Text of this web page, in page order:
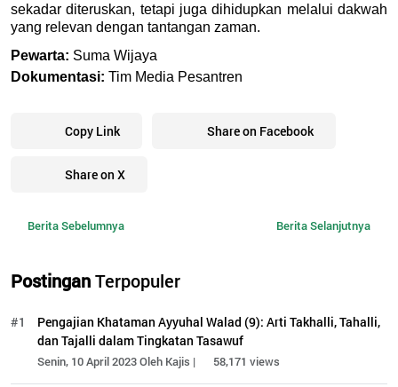
sekadar diteruskan, tetapi juga dihidupkan melalui dakwah
yang relevan dengan tantangan zaman.
Pewarta: Suma Wijaya
Dokumentasi: Tim Media Pesantren
Copy Link Share on Facebook
Share on X
Berita Sebelumnya Berita Selanjutnya
PostinganTerpopuler
#1
Pengajian Khataman Ayyuhal Walad (9): Arti Takhalli, Tahalli,
dan Tajalli dalam Tingkatan Tasawuf
Senin, 10 April 2023 Oleh Kajis | 58,171 views